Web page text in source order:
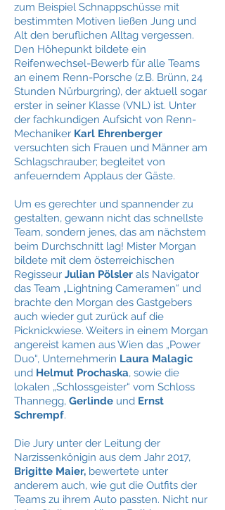
zum Beispiel Schnappschüsse mit
bestimmten Motiven ließen Jung und
Alt den beruflichen Alltag vergessen.
Den Höhepunkt bildete ein
Reifenwechsel-Bewerb für alle Teams
an einem Renn-Porsche (z.B. Brünn, 24
Stunden Nürburgring), der aktuell sogar
erster in seiner Klasse (VNL) ist. Unter
der fachkundigen Aufsicht von Renn-
Mechaniker Karl Ehrenberger
versuchten sich Frauen und Männer am
Schlagschrauber; begleitet von
anfeuerndem Applaus der Gäste.
Um es gerechter und spannender zu
gestalten, gewann nicht das schnellste
Team, sondern jenes, das am nächstem
beim Durchschnitt lag! Mister Morgan
bildete mit dem österreichischen
Regisseur Julian Pölsler als Navigator
das Team „Lightning Cameramen“ und
brachte den Morgan des Gastgebers
auch wieder gut zurück auf die
Picknickwiese. Weiters in einem Morgan
angereist kamen aus Wien das „Power
Duo“, Unternehmerin Laura Malagic
und Helmut Prochaska, sowie die
lokalen „Schlossgeister“ vom Schloss
Thannegg, Gerlinde und Ernst
Schrempf.
Die Jury unter der Leitung der
Narzissenkönigin aus dem Jahr 2017,
Brigitte Maier, bewertete unter
anderem auch, wie gut die Outfits der
Teams zu ihrem Auto passten. Nicht nur